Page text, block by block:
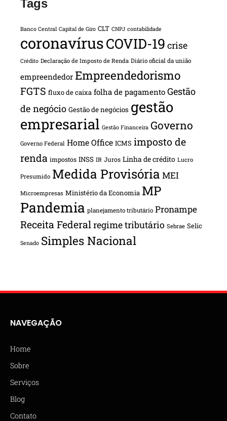
Tags
Banco Central Capital de Giro CLT CNPJ contabilidade
coronavírusCOVID-19 crise
Crédito Declaração de Imposto de Renda Diário oficial da união
empreendedor Empreendedorismo
FGTS fluxo de caixa folha de pagamento Gestão
de negócio Gestão de negócios gestão
empresarial Gestão Financeira Governo
Governo Federal Home Office ICMS imposto de
renda impostos INSS IR Juros Linha de crédito Lucro
Presumido Medida Provisória MEI
Microempresas Ministério da Economia MP
Pandemia planejamento tributário Pronampe
Receita Federalregime tributário Sebrae Selic
Senado Simples Nacional
NAVEGAÇÃO
Home
Sobre
Serviços
Blog
Contato